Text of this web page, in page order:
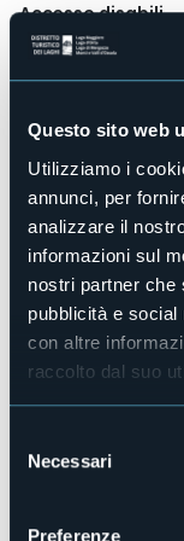
Questo sito web
Utilizziamo i
annunci, per
analizzare il
informazioni sul
nostri partner che
pubblicità e
con altre
raccolto dal suo
delNecessari
Preferenze
Accesso disabili
Sì
Sala congressi
No
Animali ammessi
Sì
Appartamenti
6
Camere
8
Posti letto
E-mail
Telefono